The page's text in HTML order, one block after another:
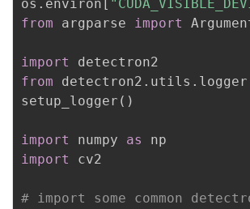
os . environ
from argparse import
import
from detectron2 . utils . logger
setup_logger ( )
import numpy as
import
cv2
# import some common